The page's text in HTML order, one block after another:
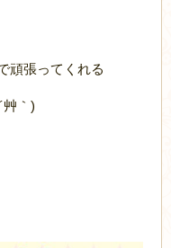
頑張ってくれる
艸｀)